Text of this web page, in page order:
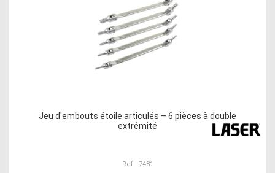
Jeu d'embouts étoile articulés – 6 pièces à double
extrémité
Ref : 7481